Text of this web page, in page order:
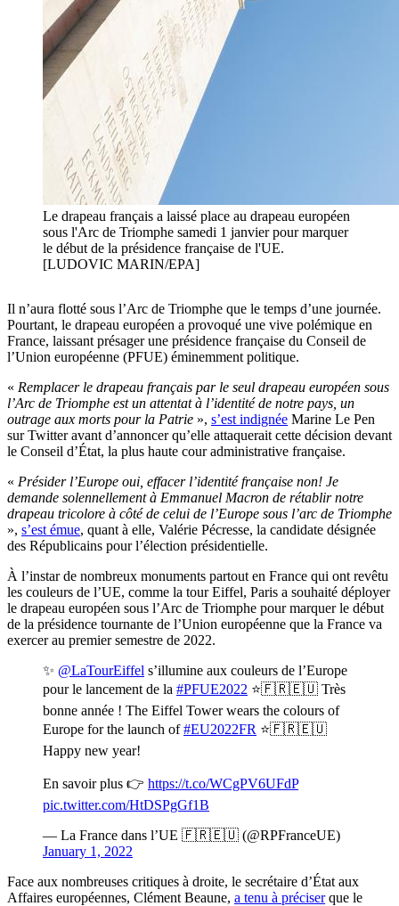
Le drapeau français a laissé place au drapeau européen
sous l'Arc de Triomphe samedi 1 janvier pour marquer
le début de la présidence française de l'UE.
[LUDOVIC MARIN/EPA]
Il n’aura flotté sous l’Arc de Triomphe que le temps d’une journée.
Pourtant, le drapeau européen a provoqué une vive polémique en
France, laissant présager une présidence française du Conseil de
l’Union européenne (PFUE) éminemment politique.
« Remplacer le drapeau français par le seul drapeau européen sous
l’Arc de Triomphe est un attentat à l’identité de notre pays, un
outrage aux morts pour la Patrie », s’est indignée Marine Le Pen
sur Twitter avant d’annoncer qu’elle attaquerait cette décision devant
le Conseil d’État, la plus haute cour administrative française.
« Présider l’Europe oui, effacer l’identité française non! Je
demande solennellement à Emmanuel Macron de rétablir notre
drapeau tricolore à côté de celui de l’Europe sous l’arc de Triomphe
», s’est émue, quant à elle, Valérie Pécresse, la candidate désignée
des Républicains pour l’élection présidentielle.
À l’instar de nombreux monuments partout en France qui ont revêtu
les couleurs de l’UE, comme la tour Eiffel, Paris a souhaité déployer
le drapeau européen sous l’Arc de Triomphe pour marquer le début
de la présidence tournante de l’Union européenne que la France va
exercer au premier semestre de 2022.
✨ @LaTourEiffel s’illumine aux couleurs de l’Europe
pour le lancement de la #PFUE2022 ⭐🇫🇷🇪🇺 Très
bonne année ! The Eiffel Tower wears the colours of
Europe for the launch of#EU2022FR ⭐🇫🇷🇪🇺
Happy new year!
En savoir plus 👉 https://t.co/WCgPV6UFdP
pic.twitter.com/HtDSPgGf1B
— La France dans l’UE 🇫🇷🇪🇺 (@RPFranceUE)
January 1, 2022
Face aux nombreuses critiques à droite, le secrétaire d’État aux
Affaires européennes, Clément Beaune, a tenu à préciserque le